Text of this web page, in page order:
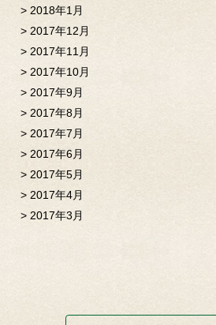
2018年1月
2017年12月
2017年11月
2017年10月
2017年9月
2017年8月
2017年7月
2017年6月
2017年5月
2017年4月
2017年3月